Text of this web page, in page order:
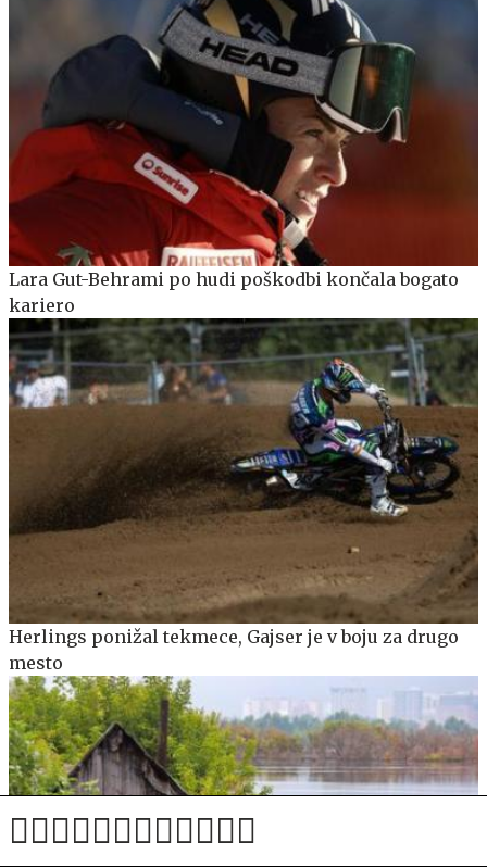
Lara Gut-Behrami po hudi poškodbi končala bogato
kariero
Herlings ponižal tekmece, Gajser je v boju za drugo
mesto